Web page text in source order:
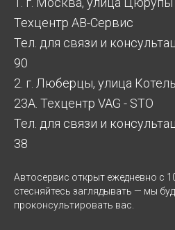
Техцентр АВ-Сервис
Тел. для связи и
90
2. г. Люберцы, улица
23А. Техцентр VAG - STO
Тел. для связи и
38
Автосервис открыт ежедневно с
стесняйтесь заглядывать — мы
проконсультировать вас.